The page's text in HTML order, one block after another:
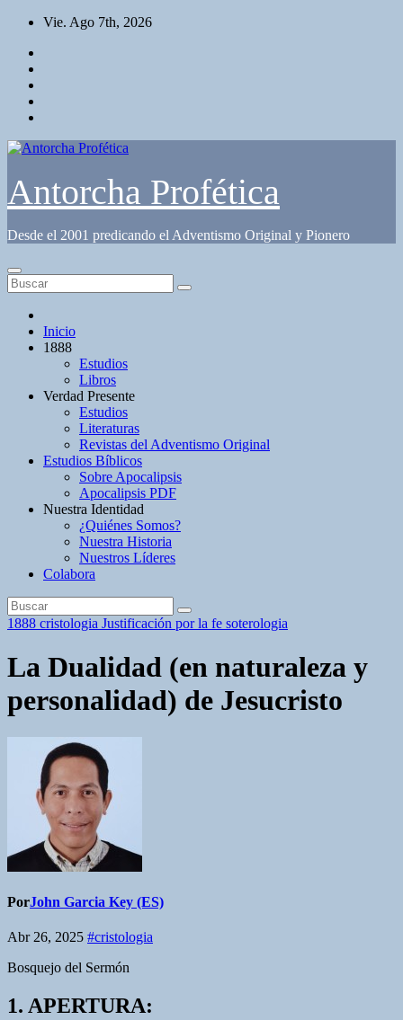
Saltar
contenido
Vie. Ago 7th, 2026
Antorcha Profética
Desde el 2001 predicando el Adventismo Original y Pionero
Inicio
1888
Estudios
Libros
Verdad Presente
Estudios
Literaturas
Revistas del Adventismo Original
Estudios Bíblicos
Sobre Apocalipsis
Apocalipsis PDF
Nuestra Identidad
¿Quiénes Somos?
Nuestra Historia
Nuestros Líderes
Colabora
1888 cristologia Justificación por la fe soterologia
La Dualidad (en naturaleza y
personalidad) de Jesucristo
PorJohn Garcia Key (ES)
Abr 26, 2025 #cristologia
Bosquejo del Sermón
1. APERTURA: